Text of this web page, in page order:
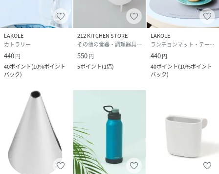
LAKOLE
カトラリー
440円
40ポイント(10%ポイント
バック)
212 KITCHEN STORE
その他の食器・調理器具・キッチン用品
550円
5ポイント(1倍)
LAKOLE
ランチョンマット・テーブルクロス
440円
40ポイント(10%ポイント
バック)